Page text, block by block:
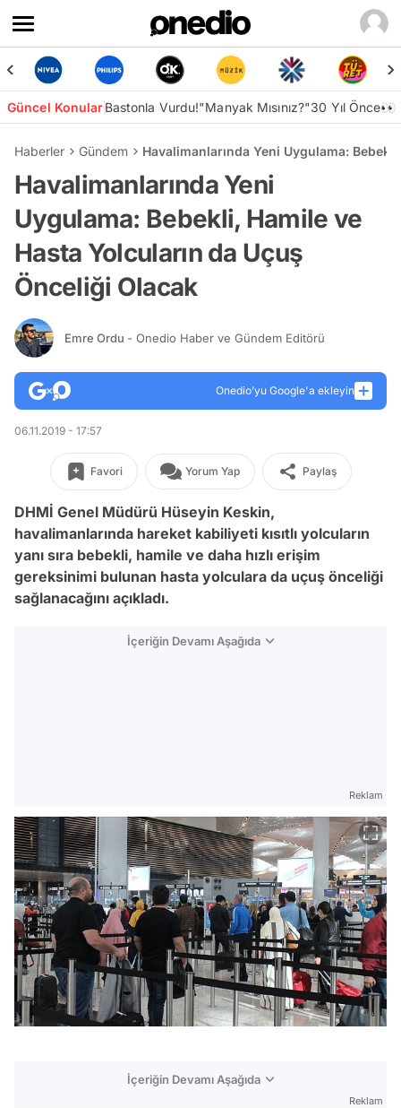
Güncel KonularBastonla Vurdu!"Manyak Mısınız?"30 Yıl Önce👀
Haberler Gündem Havalimanlarında Yeni Uygulama:
Havalimanlarında Yeni
Uygulama: Bebekli, Hamile ve
Hasta Yolcuların da Uçuş
Önceliği Olacak
Emre Ordu - Onedio Haber ve Gündem Editörü
Onedio’yu Google'a ekleyin
06.11.2019 - 17:57
Favori Yorum Yap Paylaş
DHMİ Genel Müdürü Hüseyin Keskin,
havalimanlarında hareket kabiliyeti kısıtlı yolcuların
yanı sıra bebekli, hamile ve daha hızlı erişim
gereksinimi bulunan hasta yolculara da uçuş önceliği
sağlanacağını açıkladı.
İçeriğin Devamı Aşağıda
Reklam
İçeriğin Devamı Aşağıda
Reklam